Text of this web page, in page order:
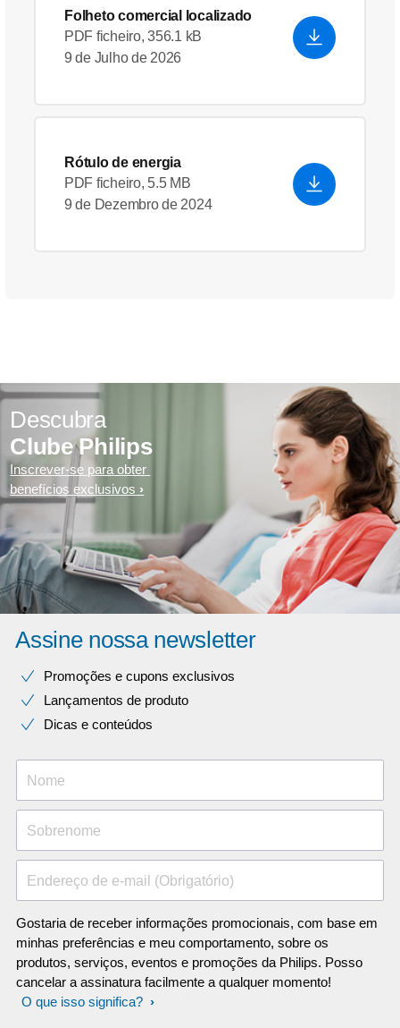
Folheto comercial localizado
PDF ficheiro, 356.1 kB
9 de Julho de 2026
Rótulo de energia
PDF ficheiro, 5.5 MB
9 de Dezembro de 2024
Descubra
Clube Philips
Inscrever-se para obter
benefícios exclusivos
Assine nossa newsletter
Promoções e cupons exclusivos
Lançamentos de produto
Dicas e conteúdos
Nome
Sobrenome
Endereço de e-mail (Obrigatório)
Gostaria de receber informações promocionais, com base em
minhas preferências e meu comportamento, sobre os
produtos, serviços, eventos e promoções da Philips. Posso
cancelar a assinatura facilmente a qualquer momento!
O que isso significa?